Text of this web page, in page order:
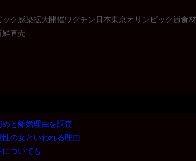
ック 感染拡大開催ワクチン 日本東京オリンピック 嵐食材
鮮直売
と離婚理由を調査
の女といわれる理由
ついても